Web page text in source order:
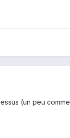
(un peu